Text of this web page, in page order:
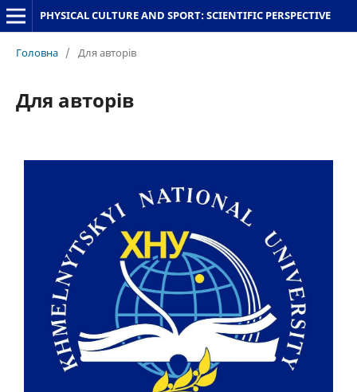
PHYSICAL CULTURE AND SPORT: SCIENTIFIC PERSPECTIVE
Головна / Для авторів
Для авторів